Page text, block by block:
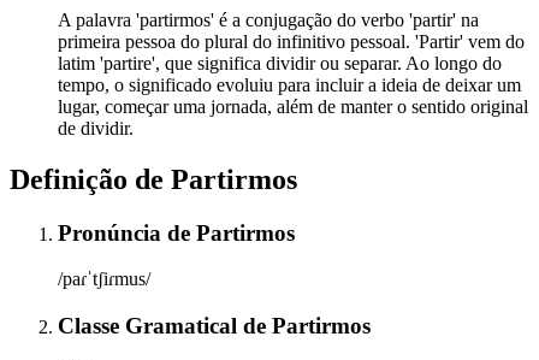
A palavra 'partirmos' é a conjugação do verbo 'partir' na
primeira pessoa do plural do infinitivo pessoal. 'Partir' vem do
latim 'partire', que significa dividir ou separar. Ao longo do
tempo, o significado evoluiu para incluir a ideia de deixar um
lugar, começar uma jornada, além de manter o sentido original
de dividir.
Definição de Partirmos
Pronúncia de Partirmos
/paɾˈtʃiɾmus/
Classe Gramatical de Partirmos